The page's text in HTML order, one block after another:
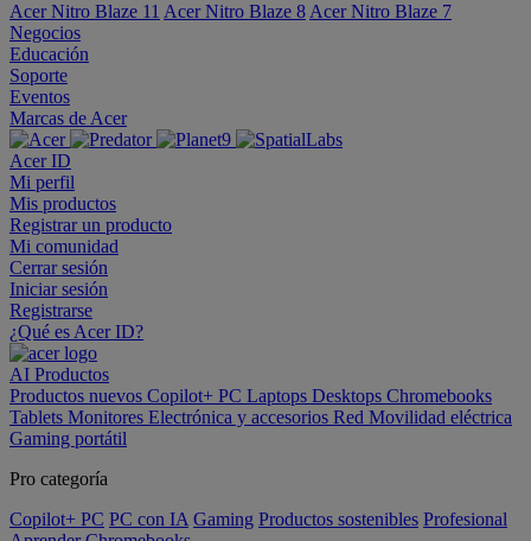
Acer Nitro Blaze 11 Acer Nitro Blaze 8 Acer Nitro Blaze 7
Negocios
Educación
Soporte
Eventos
Marcas de Acer
Acer ID
Mi perfil
Mis productos
Registrar un producto
Mi comunidad
Cerrar sesión
Iniciar sesión
Registrarse
¿Qué es Acer ID?
AI Productos
Productos nuevos Copilot+ PC Laptops Desktops Chromebooks
Tablets Monitores Electrónica y accesorios Red Movilidad eléctrica
Gaming portátil
Pro categoría
Copilot+ PC PC con IA Gaming Productos sostenibles Profesional